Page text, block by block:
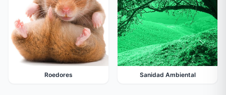
Roedores Sanidad Ambiental